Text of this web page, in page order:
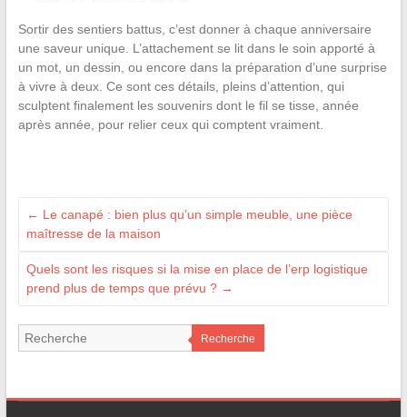
Sortir des sentiers battus, c’est donner à chaque anniversaire
une saveur unique. L’attachement se lit dans le soin apporté à
un mot, un dessin, ou encore dans la préparation d’une surprise
à vivre à deux. Ce sont ces détails, pleins d’attention, qui
sculptent finalement les souvenirs dont le fil se tisse, année
après année, pour relier ceux qui comptent vraiment.
← Le canapé : bien plus qu’un simple meuble, une pièce
maîtresse de la maison
Quels sont les risques si la mise en place de l’erp logistique
prend plus de temps que prévu ? →
Recherche